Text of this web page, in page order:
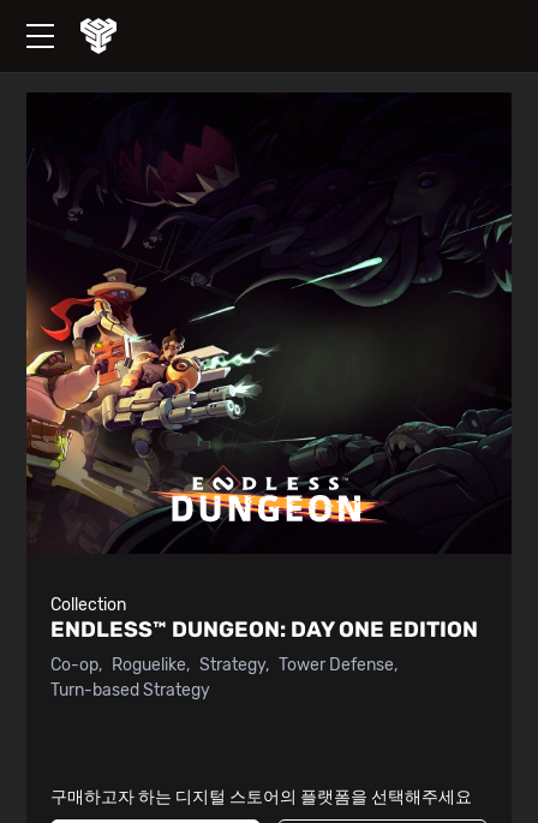
Collection
ENDLESS™ DUNGEON: DAY ONE EDITION
Co-op Roguelike Strategy
Tower Defense
Turn-based Strategy
구매하고자 하는 디지털 스토어의 플랫폼을 선택해주세요